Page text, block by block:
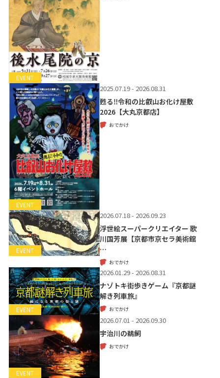
EVENT
EVENT
2025.07.19 - 2026.08.31
甦る‼令和の比叡山お化け屋敷
2026【大丸京都店】
おでかけ
EVENT
2026.07.18 - 2026.09.23
浮世絵スーパークリエイター 歌
川国芳展【京都市京セラ美術館
…
おでかけ
EVENT
2026.01.29 - 2026.08.31
ナゾトキ街歩きゲーム『京都謎
解き列車旅』
おでかけ
EVENT
2026.07.01 - 2026.09.30
宇治川の鵜飼
おでかけ